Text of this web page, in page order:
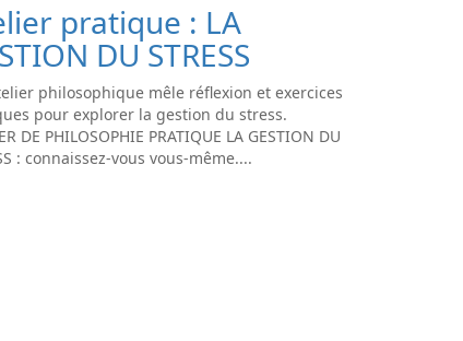
pratique : LA
DU STRESS
philosophique mêle réflexion et exercices
pour explorer la gestion du stress.
DE PHILOSOPHIE PRATIQUE LA GESTION DU
: connaissez-vous vous-même....